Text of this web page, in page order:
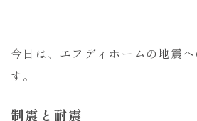
今日は、エフディホームの地震
す。
制震と耐震